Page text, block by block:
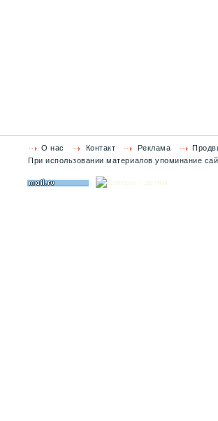
О нас Контакт Реклама
При использовании материалов упоминание